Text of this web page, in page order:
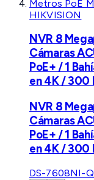
HIKVISION
NVR 8
Cámaras
PoE+ / 1
en 4K / 300
NVR 8
Cámaras
PoE+ / 1
en 4K / 300
DS-7608NI-